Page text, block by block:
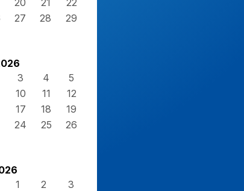
20 21
22
27 28
29
3 4
5
10 11
12
17 18
19
24 25
26
1
2
3